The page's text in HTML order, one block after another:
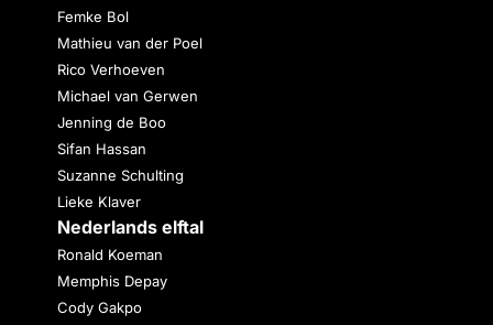
Femke Bol
Mathieu van der Poel
Rico Verhoeven
Michael van Gerwen
Jenning de Boo
Sifan Hassan
Suzanne Schulting
Lieke Klaver
Nederlands elftal
Ronald Koeman
Memphis Depay
Cody Gakpo